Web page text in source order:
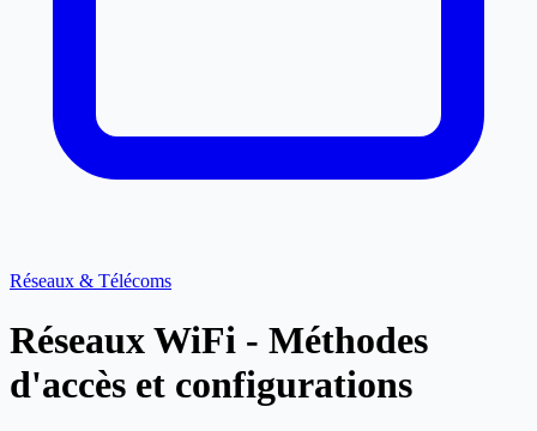
Réseaux & Télécoms
Réseaux WiFi - Méthodes
d'accès et configurations